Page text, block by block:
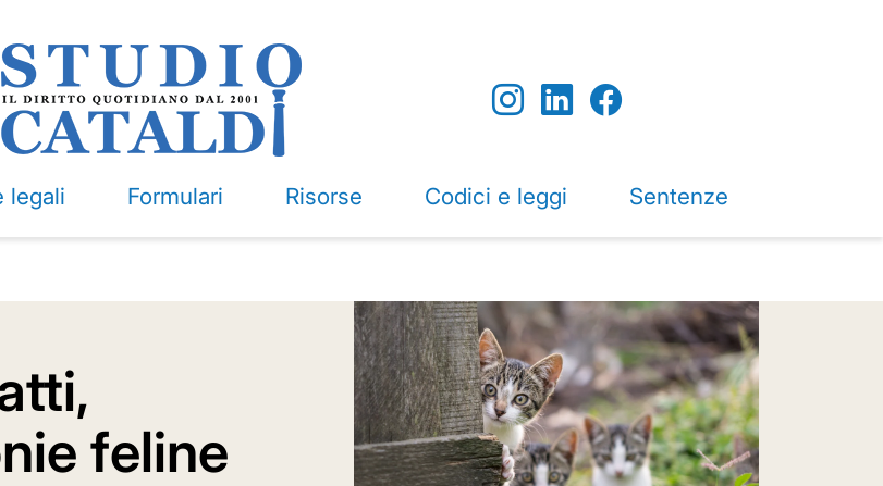
legali Formulari Risorse Codici e leggi Sentenze
feline